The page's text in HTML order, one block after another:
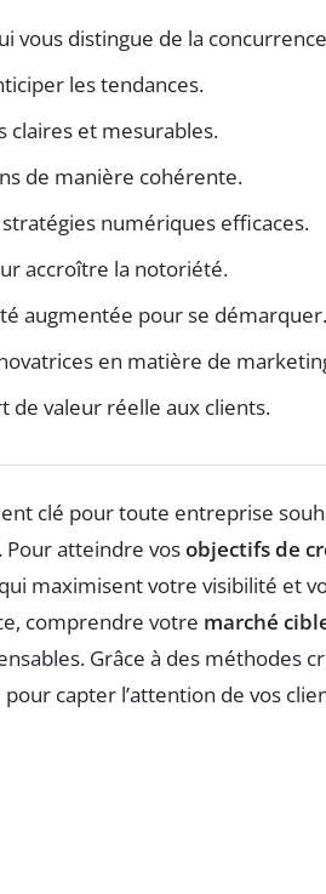
vous distingue de la
les tendances.
claires et mesurables.
de manière cohérente.
numériques efficaces.
accroître la notoriété.
augmentée pour se
en matière de
de valeur réelle aux clients.
clé pour toute entreprise
atteindre vosobjectifs de
qui maximisent votre visibilité et
comprendre votre marché
Grâce à des méthodes
capter l’attention de vos